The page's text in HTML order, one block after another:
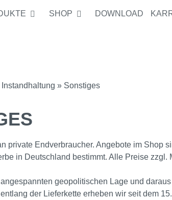
SHOP DOWNLOAD
» Sonstiges
private Endverbraucher. Angebote im Shop
in Deutschland bestimmt. Alle Preise zzgl.
geopolitischen Lage und
der Lieferkette erheben wir seit dem